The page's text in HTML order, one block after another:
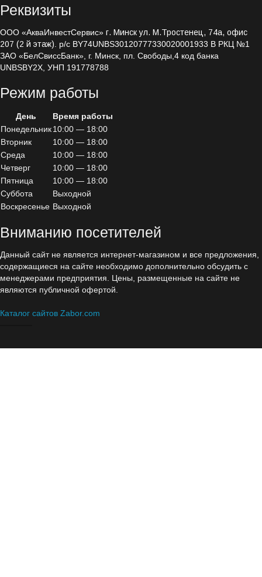
Etatron D.S.
Блок дозирования коагулянта
Блок дозирования альгицида
Дозирующие насосы
Seko
Etatron D.S.
Ультрофильтрация
Насосное оборудование
Реквизиты
ООО «АкваИнвестСервис» г. Минск ул. М.Тростенец, 74а, офис
207 (2 й этаж). р/с BY74UNBS30120777330020001933 В РКЦ №1
ЗАО «БелСвиссБанк», г. Минск, пл. Свободы,4 код банка
UNBSBY2X, УНП 191778788
Режим работы
День
Время работы
Понедельник10:00 — 18:00
Вторник
10:00 — 18:00
Среда
10:00 — 18:00
Четверг
10:00 — 18:00
Пятница
10:00 — 18:00
Суббота
Выходной
Воскресенье Выходной
Вниманию посетителей
Данный сайт не является интернет-магазином и все предложения,
содержащиеся на сайте необходимо дополнительно обсудить с
менеджерами предприятия. Цены, размещенные на сайте не
являются публичной офертой.
Каталог сайтов Zabor.com